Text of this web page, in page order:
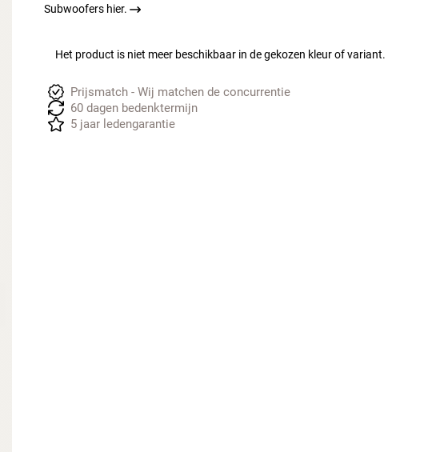
Subwoofers hier.
Het product is niet meer beschikbaar in de gekozen kleur of variant.
Prijsmatch - Wij matchen de concurrentie
60 dagen bedenktermijn
5 jaar ledengarantie